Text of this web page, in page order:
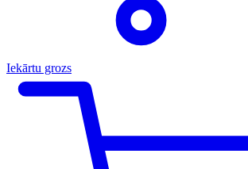
Iekārtu grozs